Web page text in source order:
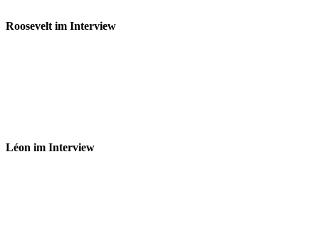
Roosevelt im Interview
Léon im Interview